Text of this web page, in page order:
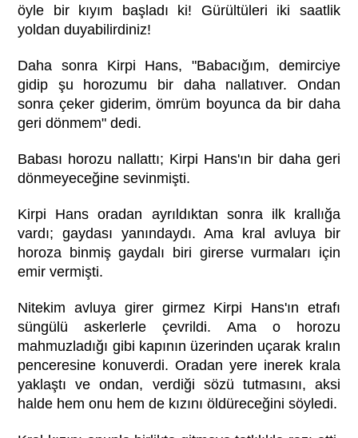
öyle bir kıyım başladı ki! Gürültüleri iki saatlik
yoldan duyabilirdiniz!
Daha sonra Kirpi Hans, "Babacığım, demirciye
gidip şu horozumu bir daha nallatıver. Ondan
sonra çeker giderim, ömrüm boyunca da bir daha
geri dönmem" dedi.
Babası horozu nallattı; Kirpi Hans'ın bir daha geri
dönmeyeceğine sevinmişti.
Kirpi Hans oradan ayrıldıktan sonra ilk krallığa
vardı; gaydası yanındaydı. Ama kral avluya bir
horoza binmiş gaydalı biri girerse vurmaları için
emir vermişti.
Nitekim avluya girer girmez Kirpi Hans'ın etrafı
süngülü askerlerle çevrildi. Ama o horozu
mahmuzladığı gibi kapının üzerinden uçarak kralın
penceresine konuverdi. Oradan yere inerek krala
yaklaştı ve ondan, verdiği sözü tutmasını, aksi
halde hem onu hem de kızını öldüreceğini söyledi.